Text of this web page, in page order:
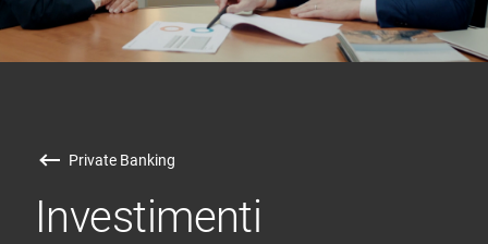
Private Banking
Investimenti